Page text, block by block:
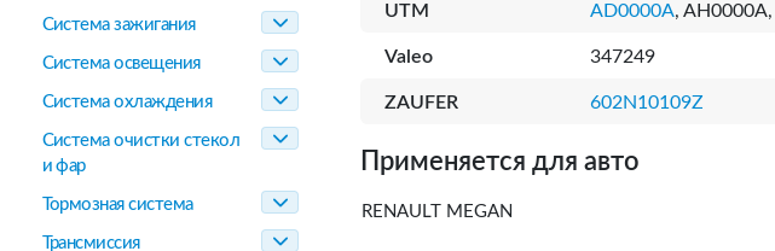
Система зажигания
Система освещения
Система охлаждения
Система очистки стекол
и фар
Тормозная система
Трансмиссия
UTM AD0000A, AH0000A,
Valeo 347249
ZAUFER 602N10109Z
Применяется для авто
RENAULT MEGAN